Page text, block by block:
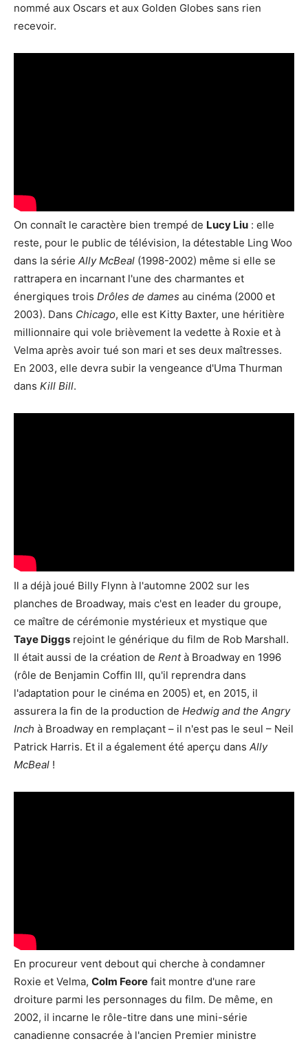
nommé aux Oscars et aux Golden Globes sans rien
recevoir.
On connaît le caractère bien trempé de Lucy Liu : elle
reste, pour le public de télévision, la détestable Ling Woo
dans la série Ally McBeal (1998-2002) même si elle se
rattrapera en incarnant l'une des charmantes et
énergiques trois Drôles de dames au cinéma (2000 et
2003). Dans Chicago, elle est Kitty Baxter, une héritière
millionnaire qui vole brièvement la vedette à Roxie et à
Velma après avoir tué son mari et ses deux maîtresses.
En 2003, elle devra subir la vengeance d'Uma Thurman
dans Kill Bill.
Il a déjà joué Billy Flynn à l'automne 2002 sur les
planches de Broadway, mais c'est en leader du groupe,
ce maître de cérémonie mystérieux et mystique que
Taye Diggs rejoint le générique du film de Rob Marshall.
Il était aussi de la création de Rentà Broadway en 1996
(rôle de Benjamin Coffin III, qu'il reprendra dans
l'adaptation pour le cinéma en 2005) et, en 2015, il
assurera la fin de la production de Hedwig and the Angry
Inch à Broadway en remplaçant – il n'est pas le seul – Neil
Patrick Harris. Et il a également été aperçu dans Ally
McBeal !
En procureur vent debout qui cherche à condamner
Roxie et Velma, Colm Feore fait montre d'une rare
droiture parmi les personnages du film. De même, en
2002, il incarne le rôle-titre dans une mini-série
canadienne consacrée à l'ancien Premier ministre